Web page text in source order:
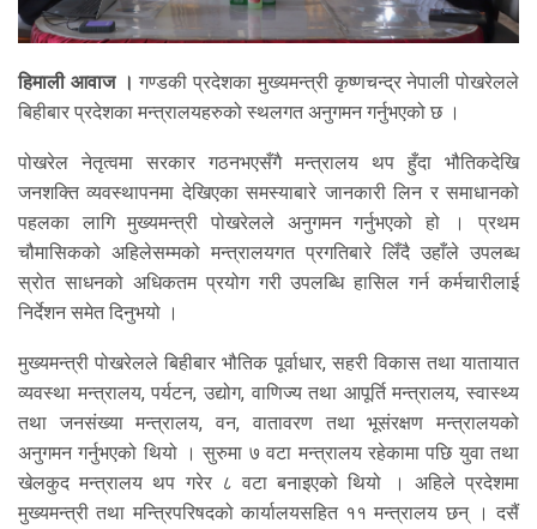
हिमाली आवाज । गण्डकी प्रदेशका मुख्यमन्त्री कृष्णचन्द्र नेपाली पोखरेलले
बिहीबार प्रदेशका मन्त्रालयहरुको स्थलगत अनुगमन गर्नुभएको छ ।
पोखरेल नेतृत्वमा सरकार गठनभएसँगै मन्त्रालय थप हुँदा भौतिकदेखि
जनशक्ति व्यवस्थापनमा देखिएका समस्याबारे जानकारी लिन र समाधानको
पहलका लागि मुख्यमन्त्री पोखरेलले अनुगमन गर्नुभएको हो । प्रथम
चौमासिकको अहिलेसम्मको मन्त्रालयगत प्रगतिबारे लिँदै उहाँले उपलब्ध
स्रोत साधनको अधिकतम प्रयोग गरी उपलब्धि हासिल गर्न कर्मचारीलाई
निर्देशन समेत दिनुभयो ।
मुख्यमन्त्री पोखरेलले बिहीबार भौतिक पूर्वाधार, सहरी विकास तथा यातायात
व्यवस्था मन्त्रालय, पर्यटन, उद्योग, वाणिज्य तथा आपूर्ति मन्त्रालय, स्वास्थ्य
तथा जनसंख्या मन्त्रालय, वन, वातावरण तथा भूसंरक्षण मन्त्रालयको
अनुगमन गर्नुभएको थियो । सुरुमा ७ वटा मन्त्रालय रहेकामा पछि युवा तथा
खेलकुद मन्त्रालय थप गरेर ८ वटा बनाइएको थियो । अहिले प्रदेशमा
मुख्यमन्त्री तथा मन्त्रिपरिषदको कार्यालयसहित ११ मन्त्रालय छन् । दसैं